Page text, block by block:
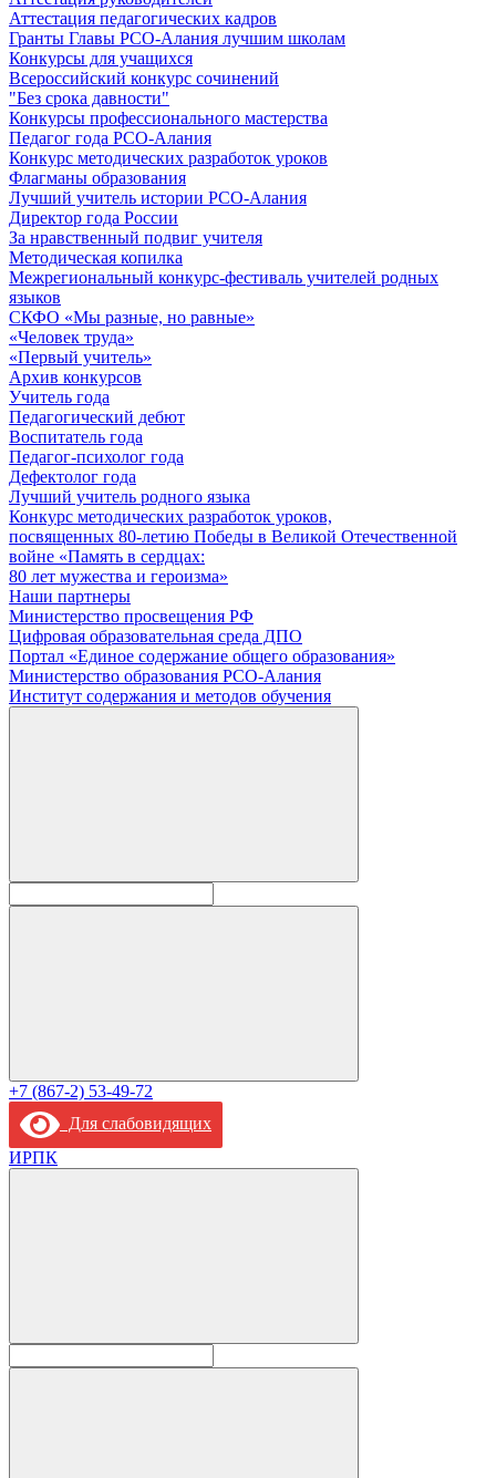
Аттестация педагогических кадров
Гранты Главы РСО-Алания лучшим школам
Конкурсы для учащихся
Всероссийский конкурс сочинений
"Без срока давности"
Конкурсы профессионального мастерства
Педагог года РСО-Алания
Конкурс методических разработок уроков
Флагманы образования
Лучший учитель истории РСО-Алания
Директор года России
За нравственный подвиг учителя
Методическая копилка
Межрегиональный конкурс-фестиваль учителей родных
языков
СКФО «Мы разные, но равные»
«Человек труда»
«Первый учитель»
Архив конкурсов
Учитель года
Педагогический дебют
Воспитатель года
Педагог-психолог года
Дефектолог года
Лучший учитель родного языка
Конкурс методических разработок уроков,
посвященных 80-летию Победы в Великой Отечественной
войне «Память в сердцах:
80 лет мужества и героизма»
Наши партнеры
Министерство просвещения РФ
Цифровая образовательная среда ДПО
Портал «Единое содержание общего образования»
Министерство образования РСО-Алания
Институт содержания и методов обучения
+7 (867-2) 53-49-72
Для слабовидящих
ИРПК